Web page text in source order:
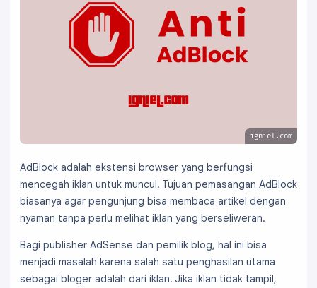
igniel.com
AdBlock adalah ekstensi browser yang berfungsi
mencegah iklan untuk muncul. Tujuan pemasangan AdBlock
biasanya agar pengunjung bisa membaca artikel dengan
nyaman tanpa perlu melihat iklan yang berseliweran.
Bagi publisher AdSense dan pemilik blog, hal ini bisa
menjadi masalah karena salah satu penghasilan utama
sebagai bloger adalah dari iklan. Jika iklan tidak tampil,